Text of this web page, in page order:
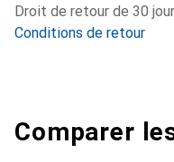
Droit de retour de 30
Conditions de retour
Comparer